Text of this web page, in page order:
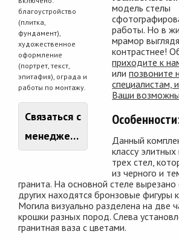
благоустройство
(плитка,
фундамент),
художественное
оформление
(портрет, текст,
эпитафия), ограда и
работы по монтажу.
Связаться с
менеджером
модель стелы
работы. Но в
мрамор
контрастнее!
приходите к
илипозвоните
специалистам,
Ваши
Данный
классу
трех стел,
из черного и
гранита. На основной стеле
других находятся бронзовые фигуры
Могила визуально разделена на две
крошки разных пород. Слева
гранитная ваза с цветами.